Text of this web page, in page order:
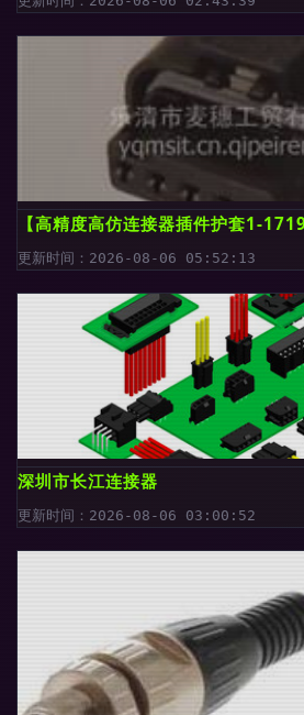
【高精度高仿连接器插件护套1-
更新时间：2026-08-06 05:52:13
深圳市长江连接器
更新时间：2026-08-06 03:00:52